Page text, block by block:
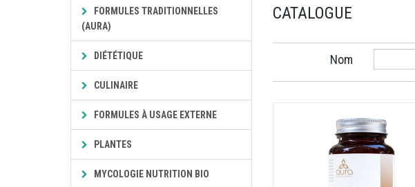
FORMULES TRADITIONNELLES
(AURA)
DIÉTÉTIQUE
CULINAIRE
FORMULES À USAGE EXTERNE
PLANTES
MYCOLOGIE NUTRITION BIO
CATALOGUE
Nom